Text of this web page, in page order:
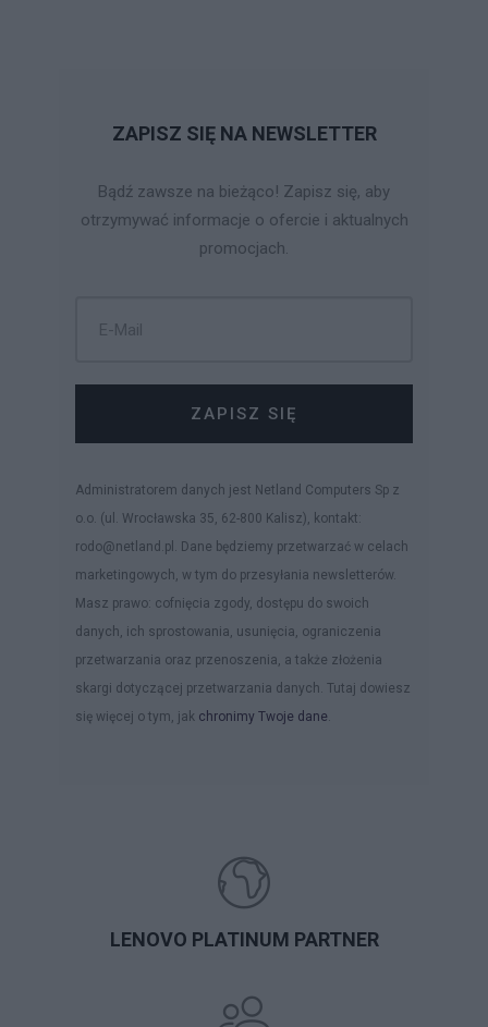
ZAPISZ SIĘ NA NEWSLETTER
Bądź zawsze na bieżąco! Zapisz się, aby
otrzymywać informacje o ofercie i aktualnych
promocjach.
ZAPISZ SIĘ
Administratorem danych jest Netland Computers Sp z
o.o. (ul. Wrocławska 35, 62-800 Kalisz), kontakt:
rodo@netland.pl. Dane będziemy przetwarzać w celach
marketingowych, w tym do przesyłania newsletterów.
Masz prawo: cofnięcia zgody, dostępu do swoich
danych, ich sprostowania, usunięcia, ograniczenia
przetwarzania oraz przenoszenia, a także złożenia
skargi dotyczącej przetwarzania danych. Tutaj dowiesz
się więcej o tym, jak chronimy Twoje dane.
LENOVO PLATINUM PARTNER